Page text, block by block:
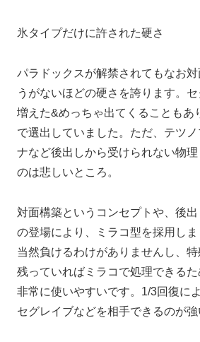
氷タイプだけに許された硬さ
パラドックスが解禁されてもなお
うがないほどの硬さを誇ります。
増えた&めっちゃ出てくることもあ
で選出していました。ただ、テツ
ナなど後出しから受けられない物
のは悲しいところ。
対面構築というコンセプトや、後
の登場により、ミラコ型を採用し
当然負けるわけがありませんし、
残っていればミラコで処理できる
非常に使いやすいです。1/3回復に
セグレイブなどを相手できるのが強